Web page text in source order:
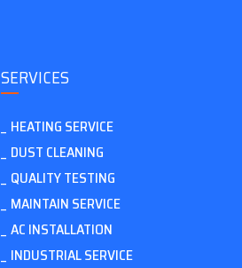
SERVICES
HEATING SERVICE
DUST CLEANING
QUALITY TESTING
MAINTAIN SERVICE
AC INSTALLATION
INDUSTRIAL SERVICE